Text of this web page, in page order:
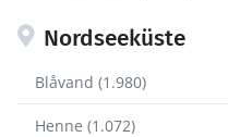
Nordseeküste
Blåvand (1.980)
Henne (1.072)